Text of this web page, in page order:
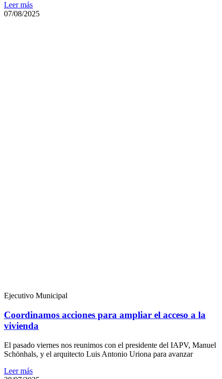
Leer más
07/08/2025
Ejecutivo Municipal
Coordinamos acciones para ampliar el acceso a la
vivienda
El pasado viernes nos reunimos con el presidente del IAPV, Manuel
Schönhals, y el arquitecto Luis Antonio Uriona para avanzar
Leer más